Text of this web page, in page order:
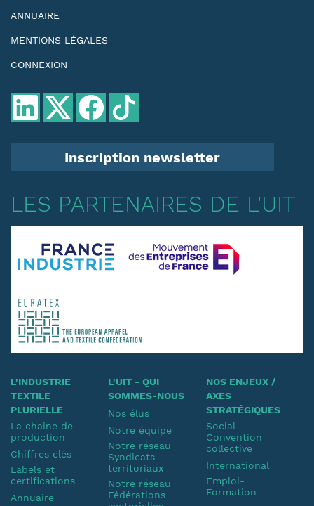
ANNUAIRE
MENTIONS LÉGALES
CONNEXION
Inscription newsletter
LES PARTENAIRES DE L'UIT
L'INDUSTRIE
TEXTILE
PLURIELLE
La chaine de
production
Chiffres clés
Labels et
certifications
Annuaire
L'UIT - QUI
SOMMES-NOUS
Nos élus
Notre équipe
Notre réseau
Syndicats
territoriaux
Notre réseau
Fédérations
NOS ENJEUX /
AXES
STRATÉGIQUES
Social
Convention
collective
International
Emploi-
Formation